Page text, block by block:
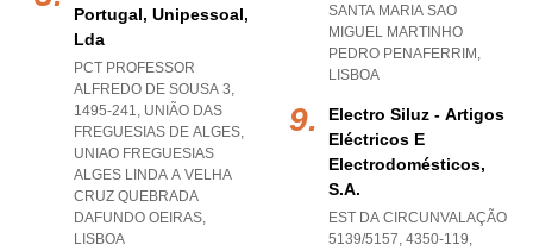
Portugal, Unipessoal,
Lda
PCT PROFESSOR
ALFREDO DE SOUSA 3,
1495-241, UNIÃO DAS
FREGUESIAS DE ALGES,
UNIAO FREGUESIAS
ALGES LINDA A VELHA
CRUZ QUEBRADA
DAFUNDO OEIRAS,
LISBOA
SANTA MARIA SAO
MIGUEL MARTINHO
PEDRO PENAFERRIM ,
LISBOA
Electro Siluz - Artigos
Eléctricos E
Electrodomésticos,
S.a.
EST DA CIRCUNVALAÇÃO
5139/5157, 4350-119,